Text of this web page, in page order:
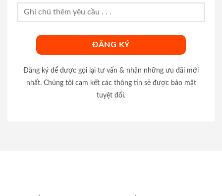
Đăng ký để được gọi lại tư vấn & nhận những ưu đãi mới
nhất. Chúng tôi cam kết các thông tin sẽ được bảo mật
tuyệt đối.